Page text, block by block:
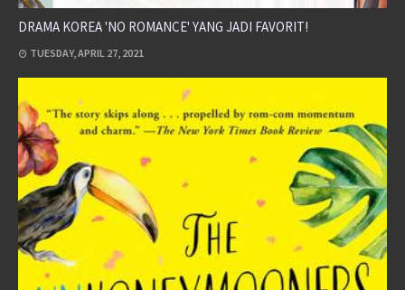
DRAMA KOREA 'NO ROMANCE' YANG JADI FAVORIT!
TUESDAY, APRIL 27, 2021